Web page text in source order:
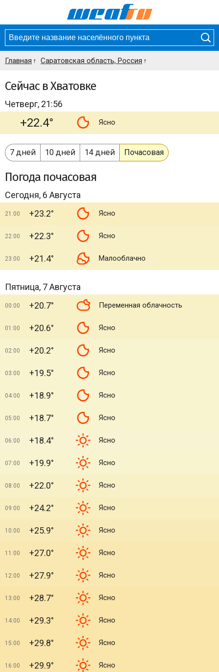
Главная Саратовская область, Россия
Сейчас в Хватовке
Четверг, 21:56
+22.4° Ясно
7 дней 10 дней 14 дней Почасовая
Погода почасовая
Сегодня, 6 Августа
21:00 +23.2° Ясно
22:00 +22.3° Ясно
23:00 +21.4° Малооблачно
Пятница, 7 Августа
00:00 +20.7° Переменная облачность
01:00 +20.6° Ясно
02:00 +20.2° Ясно
03:00 +19.5° Ясно
04:00 +18.9° Ясно
05:00 +18.7° Ясно
06:00 +18.4° Ясно
07:00 +19.9° Ясно
08:00 +22.0° Ясно
09:00 +24.2° Ясно
10:00 +25.9° Ясно
11:00 +27.0° Ясно
12:00 +27.9° Ясно
13:00 +28.7° Ясно
14:00 +29.3° Ясно
15:00 +29.8° Ясно
16:00 +29.9° Ясно